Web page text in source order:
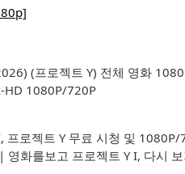
(프로젝트 Y) 전체 영화
HD 1080P/720P
프로젝트 Y 무료 시청 및
화를보고 프로젝트 Y I, 다시